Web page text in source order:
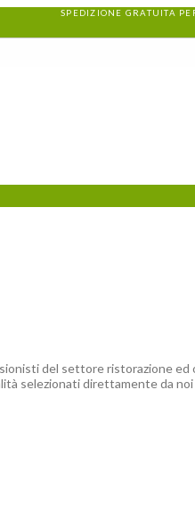
SPEDIZIONE GRATUITA
del settore ristorazione
selezionati direttamente da noi